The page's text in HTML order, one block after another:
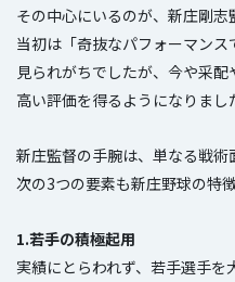
その中心にいるのが、新庄剛志
当初は「奇抜なパフォーマン
見られがちでしたが、今や采
高い評価を得るようになりまし
新庄監督の手腕は、単なる戦術
次の3つの要素も新庄野球の特徴
1.若手の積極起用
実績にとらわれず、若手選手を